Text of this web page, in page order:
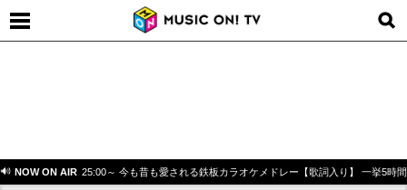
NOW ON AIR 25:00～ 今も昔も愛される鉄板カラオケメドレー【歌詞入り】 一挙5時